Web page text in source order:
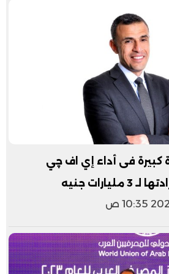
كبيرة فى أداء إي اف چي
جنيه